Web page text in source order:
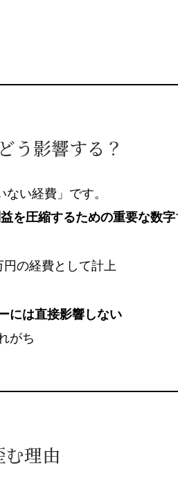
う影響する？
い経費」です。
を圧縮するための重要な数字
の経費として計上
には直接影響しない
がち
む理由